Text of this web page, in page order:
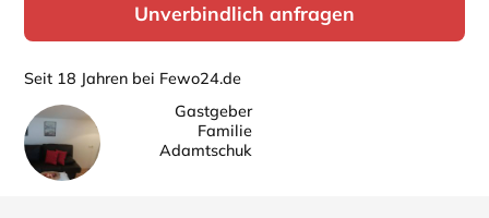
Unverbindlich anfragen
Seit 18 Jahren bei Fewo24.de
Gastgeber
Familie
Adamtschuk